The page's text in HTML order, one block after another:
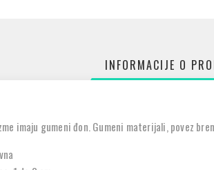
INFORMACIJE O
imaju gumeni đon. Gumeni materijali, povez